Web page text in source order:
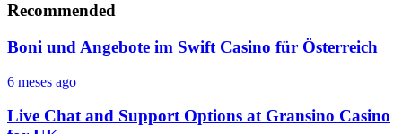
Recommended
Boni und Angebote im Swift Casino für Österreich
6 meses ago
Live Chat and Support Options at Gransino Casino